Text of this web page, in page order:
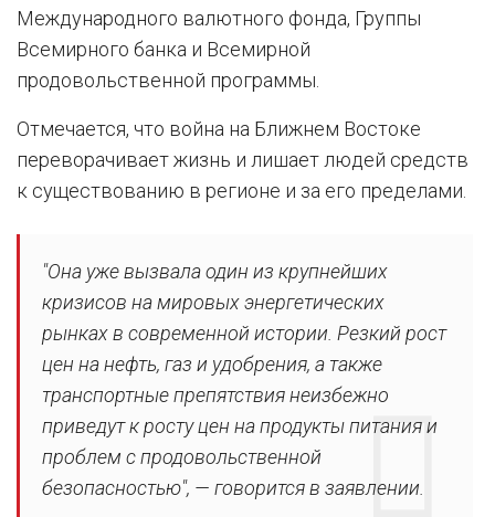
Международного валютного фонда, Группы
Всемирного банка и Всемирной
продовольственной программы.
Отмечается, что война на Ближнем Востоке
переворачивает жизнь и лишает людей средств
к существованию в регионе и за его пределами.
"Она уже вызвала один из крупнейших
кризисов на мировых энергетических
рынках в современной истории. Резкий рост
цен на нефть, газ и удобрения, а также
транспортные препятствия неизбежно
приведут к росту цен на продукты питания и
проблем с продовольственной
безопасностью", — говорится в заявлении.